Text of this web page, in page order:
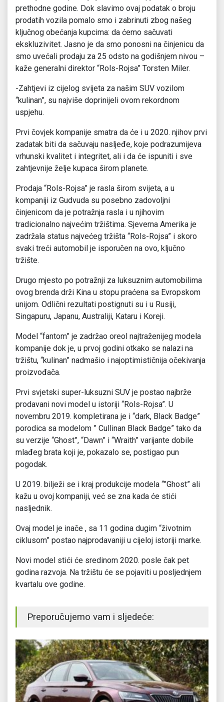
prethodne godine. Dok slavimo ovaj podatak o broju
prodatih vozila pomalo smo i zabrinuti zbog našeg
ključnog obećanja kupcima: da ćemo sačuvati
ekskluzivitet. Jasno je da smo ponosni na činjenicu da
smo uvećali prodaju za 25 odsto na godišnjem nivou –
kaže generalni direktor “Rols-Rojsa” Torsten Miler.
-Zahtjevi iz cijelog svijeta za našim SUV vozilom
“kulinan”, su najviše doprinijeli ovom rekordnom
uspjehu.
Prvi čovjek kompanije smatra da će i u 2020. njihov prvi
zadatak biti da sačuvaju nasljeđe, koje podrazumijeva
vrhunski kvalitet i integritet, ali i da će ispuniti i sve
zahtjevnije želje kupaca širom planete.
Prodaja “Rols-Rojsa” je rasla širom svijeta, a u
kompaniji iz Gudvuda su posebno zadovoljni
činjenicom da je potražnja rasla i u njihovim
tradicionalno najvećim tržištima. Sjeverna Amerika je
zadržala status najvećeg tržišta “Rols-Rojsa” i skoro
svaki treći automobil je isporučen na ovo, ključno
tržište.
Drugo mjesto po potražnji za luksuznim automobilima
ovog brenda drži Kina u stopu praćena sa Evropskom
unijom. Odlični rezultati postignuti su i u Rusiji,
Singapuru, Japanu, Australiji, Kataru i Koreji.
Model “fantom” je zadržao oreol najtraženijeg modela
kompanije dok je, u prvoj godini otkako se nalazi na
tržištu, “kulinan” nadmašio i najoptimističnija očekivanja
proizvođača.
Prvi svjetski super-luksuzni SUV je postao najbrže
prodavani novi model u istoriji “Rols-Rojsa”. U
novembru 2019. kompletirana je i “dark, Black Badge”
porodica sa modelom ” Cullinan Black Badge” tako da
su verzije “Ghost”, “Dawn” i “Wraith” varijante dobile
mlađeg brata koji je, pokazalo se, postigao pun
pogodak.
U 2019. bilježi se i kraj produkcije modela “”Ghost” ali
kažu u ovoj kompaniji, već se zna kada će stići
nasljednik.
Ovaj model je inače , sa 11 godina dugim “životnim
ciklusom” postao najprodavaniji u cijeloj istoriji marke.
Novi model stići će sredinom 2020. posle čak pet
godina razvoja. Na tržištu će se pojaviti u posljednjem
kvartalu ove godine.
Preporučujemo vam i sljedeće: